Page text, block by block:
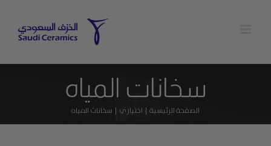
سخانات المياه
الصفحة الرئيسية اختياري سخانات المياه